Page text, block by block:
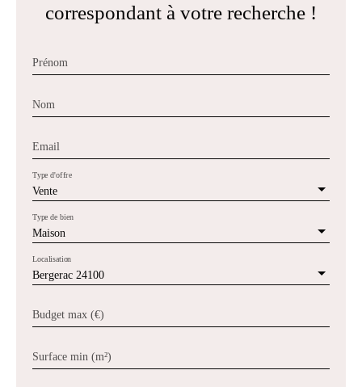
correspondant à votre recherche !
Prénom
Nom
Email
Vente
Type d'offre
Maison
Type de bien
Bergerac 24100
Localisation
Budget max (€)
Surface min (m²)